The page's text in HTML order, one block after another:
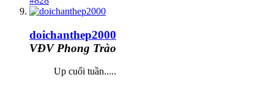
doichanthep2000
VĐV Phong Trào
Up cuối tuần.....